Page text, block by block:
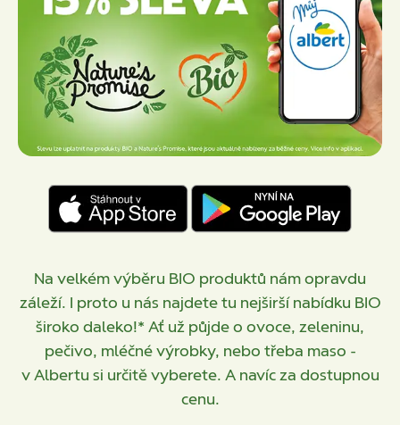
Na velkém výběru BIO produktů nám opravdu
záleží. I proto u nás najdete tu nejširší nabídku BIO
široko daleko!* Ať už půjde o ovoce, zeleninu,
pečivo, mléčné výrobky, nebo třeba maso -
v Albertu si určitě vyberete. A navíc za dostupnou
cenu.